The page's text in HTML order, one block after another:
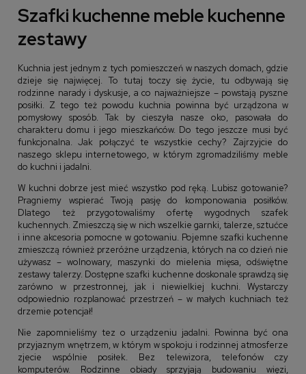
Szafki kuchenne meble kuchenne
zestawy
Kuchnia jest jednym z tych pomieszczeń w naszych domach, gdzie
dzieje się najwięcej. To tutaj toczy się życie, tu odbywają się
rodzinne narady i dyskusje, a co najważniejsze – powstają pyszne
posiłki. Z tego też powodu kuchnia powinna być urządzona w
pomysłowy sposób. Tak by cieszyła nasze oko, pasowała do
charakteru domu i jego mieszkańców. Do tego jeszcze musi być
funkcjonalna. Jak połączyć te wszystkie cechy? Zajrzyjcie do
naszego sklepu internetowego, w którym zgromadziliśmy meble
do kuchni i jadalni.
W kuchni dobrze jest mieć wszystko pod ręką. Lubisz gotowanie?
Pragniemy wspierać Twoją pasję do komponowania posiłków.
Dlatego też przygotowaliśmy ofertę wygodnych szafek
kuchennych. Zmieszczą się w nich wszelkie garnki, talerze, sztućce
i inne akcesoria pomocne w gotowaniu. Pojemne szafki kuchenne
zmieszczą również przeróżne urządzenia, których na co dzień nie
używasz – wolnowary, maszynki do mielenia mięsa, odświętne
zestawy talerzy. Dostępne szafki kuchenne doskonale sprawdzą się
zarówno w przestronnej, jak i niewielkiej kuchni. Wystarczy
odpowiednio rozplanować przestrzeń – w małych kuchniach też
drzemie potencjał!
Nie zapomnieliśmy tez o urządzeniu jadalni. Powinna być ona
przyjaznym wnętrzem, w którym w spokoju i rodzinnej atmosferze
zjecie wspólnie posiłek. Bez telewizora, telefonów czy
komputerów. Rodzinne obiady sprzyjają budowaniu więzi,